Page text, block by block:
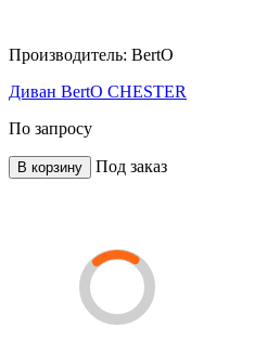
Производитель: BertO
Диван BertO CHESTER
По запросу
В корзину Под заказ